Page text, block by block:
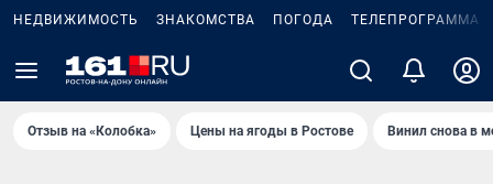
НЕДВИЖИМОСТЬ ЗНАКОМСТВА ПОГОДА ТЕЛЕПРОГРАММА
Отзыв на «Колобка» Цены на ягоды в Ростове Винил снова в